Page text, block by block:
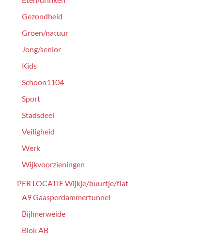
Gezondheid
Groen/natuur
Jong/senior
Kids
Schoon1104
Sport
Stadsdeel
Veiligheid
Werk
Wijkvoorzieningen
PER LOCATIE Wijkje/buurtje/flat
A9 Gaasperdammertunnel
Bijlmerweide
Blok AB